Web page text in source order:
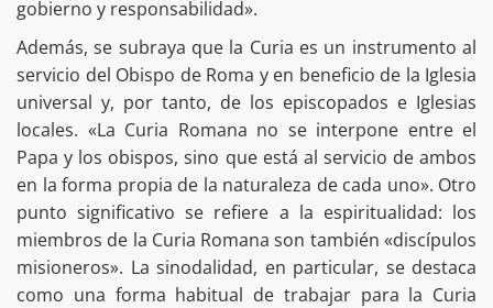
gobierno y responsabilidad».
Además, se subraya que la Curia es un instrumento al
servicio del Obispo de Roma y en beneficio de la Iglesia
universal y, por tanto, de los episcopados e Iglesias
locales. «La Curia Romana no se interpone entre el
Papa y los obispos, sino que está al servicio de ambos
en la forma propia de la naturaleza de cada uno». Otro
punto significativo se refiere a la espiritualidad: los
miembros de la Curia Romana son también «discípulos
misioneros». La sinodalidad, en particular, se destaca
como una forma habitual de trabajar para la Curia